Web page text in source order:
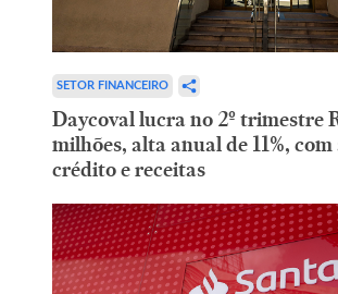
SETOR FINANCEIRO
Daycoval lucra no 2º trimestre
milhões, alta anual de 11%, com
crédito e receitas